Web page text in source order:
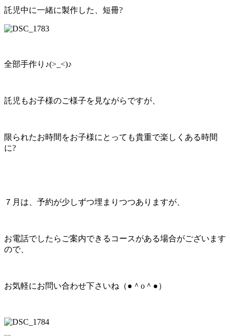
託児中に一緒に製作した、短冊?
全部手作り♪(>_<)♪
託児もお子様のご様子を見ながらですが、
限られたお時間をお子様にとっても貴重で楽しくある時間
に?
７月は、予約が少しずつ埋まりつつありますが、
お電話でしたらご案内できるコースがある場合がございます
ので、
お気軽にお問い合わせ下さいね（●＾o＾●）